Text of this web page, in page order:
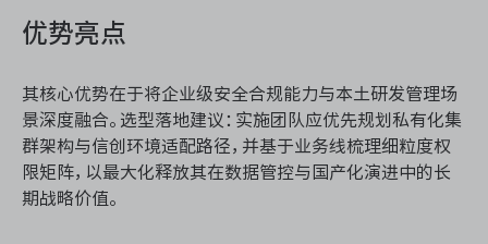
优势亮点
其核心优势在于将企业级安全合规能力与本土研发管理场
景深度融合。选型落地建议：实施团队应优先规划私有化集
群架构与信创环境适配路径，并基于业务线梳理细粒度权
限矩阵，以最大化释放其在数据管控与国产化演进中的长
期战略价值。